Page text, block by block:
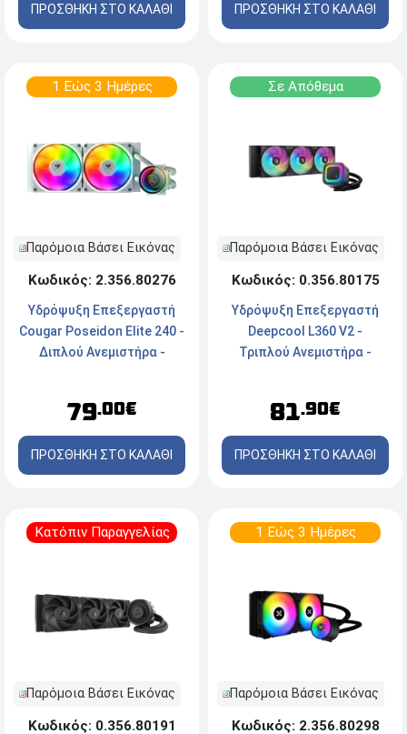
ΠΡΟΣΘΗΚΗ ΣΤΟ ΚΑΛΑΘΙ ΠΡΟΣΘΗΚΗ ΣΤΟ ΚΑΛΑΘΙ
1 Εώς 3 Ημέρες
Παρόμοια Βάσει Εικόνας
Κωδικός: 2.356.80276
Υδρόψυξη Επεξεργαστή
Cougar Poseidon Elite 240 -
Διπλού Ανεμιστήρα -
79.00€
ΠΡΟΣΘΗΚΗ ΣΤΟ ΚΑΛΑΘΙ
Σε Απόθεμα
Παρόμοια Βάσει Εικόνας
Κωδικός: 0.356.80175
Υδρόψυξη Επεξεργαστή
Deepcool L360 V2 -
Τριπλού Ανεμιστήρα -
- AM5/AM4 - Μαύρο
81.90€
ΠΡΟΣΘΗΚΗ ΣΤΟ ΚΑΛΑΘΙ
Κατόπιν Παραγγελίας
Παρόμοια Βάσει Εικόνας
Κωδικός: 0.356.80191
1 Εώς 3 Ημέρες
Παρόμοια Βάσει Εικόνας
Κωδικός: 2.356.80298